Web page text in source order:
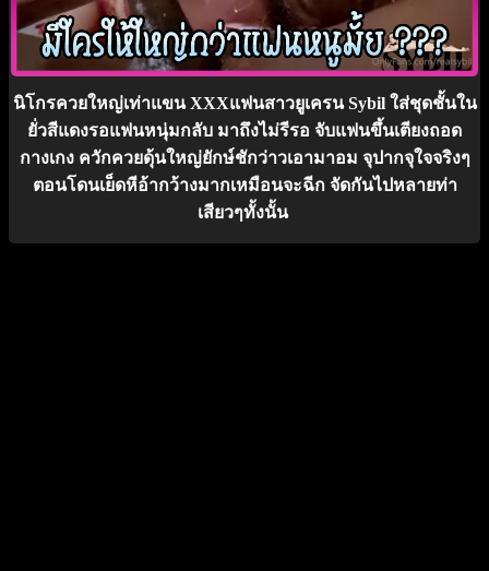
นิโกรควยใหญ่เท่าแขน XXXแฟนสาวยูเครน Sybil ใส่ชุดชั้นใน
ยั่วสีแดงรอแฟนหนุ่มกลับ มาถึงไม่รีรอ จับแฟนขึ้นเตียงถอด
กางเกง ควักควยดุ้นใหญ่ยักษ์ชักว่าวเอามาอม จุปากจุใจจริงๆ
ตอนโดนเย็ดหีอ้ากว้างมากเหมือนจะฉีก จัดกันไปหลายท่า
เสียวๆทั้งนั้น